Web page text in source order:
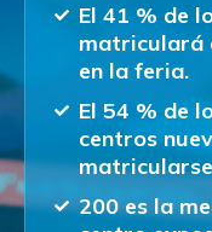
El 41 % de
matriculará
en la feria.
El 54 % de
centros
200 es la